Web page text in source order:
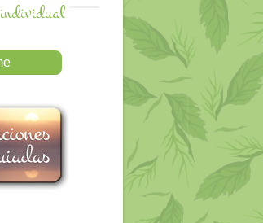
individual